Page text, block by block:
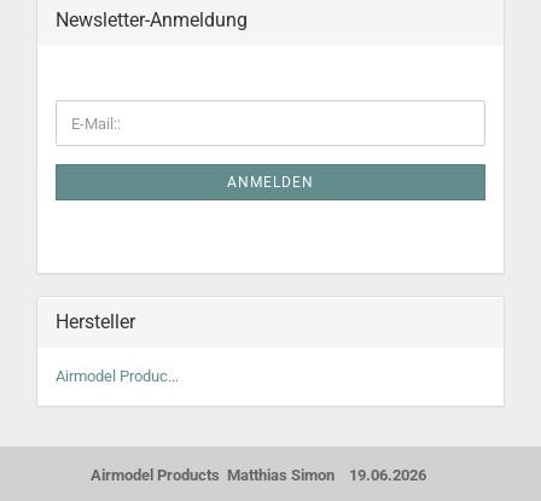
Newsletter-Anmeldung
ANMELDEN
Hersteller
Airmodel Produc...
Airmodel Products Matthias Simon 19.06.2026